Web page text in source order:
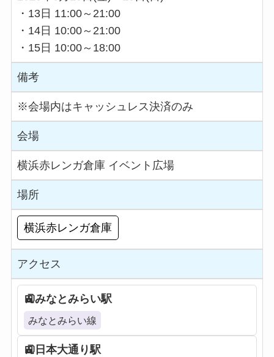
・13日 11:00～21:00
・14日 10:00～21:00
・15日 10:00～18:00
備考
※会場内はキャッシュレス決済のみ
会場
横浜赤レンガ倉庫 イベント広場
場所
横浜⾚レンガ倉庫
アクセス
みなとみらい駅
みなとみらい線
日本大通り駅